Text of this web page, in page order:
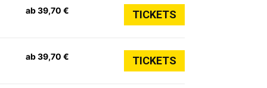
ab 39,70 € TICKETS
ab 39,70 € TICKETS